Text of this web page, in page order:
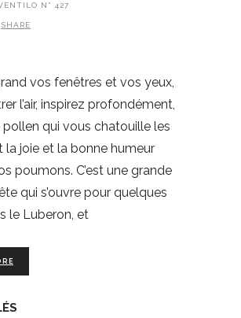
N° 427
SHARE
vos fenêtres et vos yeux,
l’air, inspirez profondément,
qui vous chatouille les
la joie et la bonne humeur
poumons. C’est une grande
qui s’ouvre pour quelques
le Luberon, et